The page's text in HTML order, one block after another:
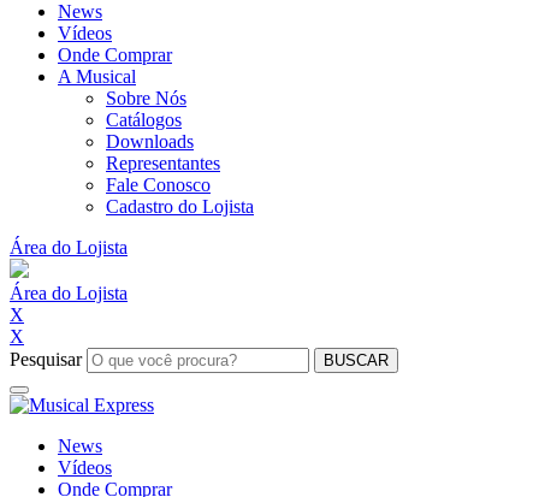
News
Vídeos
Onde Comprar
A Musical
Sobre Nós
Catálogos
Downloads
Representantes
Fale Conosco
Cadastro do Lojista
Área do Lojista
Área do Lojista
X
X
Pesquisar
BUSCAR
News
Vídeos
Onde Comprar